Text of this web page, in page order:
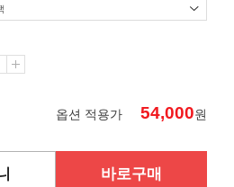
옵션 적용가 54,000원
바로구매